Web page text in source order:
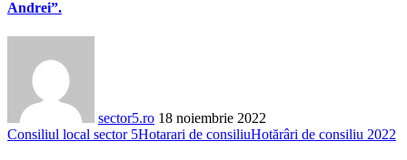
Andrei”.
sector5.ro 18 noiembrie 2022
Consiliul local sector 5Hotarari de consiliuHotărâri de consiliu 2022